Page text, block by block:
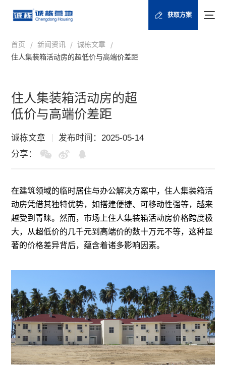
获取方案
首页 / 新闻资讯 / 诚栋文章 /
住人集装箱活动房的超低价与高端价差距
住人集装箱活动房的超
低价与高端价差距
诚栋文章
发布时间：2025-05-14
分享：
在建筑领域的临时居住与办公解决方案中，住人集装箱活
动房凭借其独特优势，如搭建便捷、可移动性强等，越来
越受到青睐。然而，市场上住人集装箱活动房价格跨度极
大，从超低价的几千元到高端价的数十万元不等，这种显
著的价格差异背后，蕴含着诸多影响因素。